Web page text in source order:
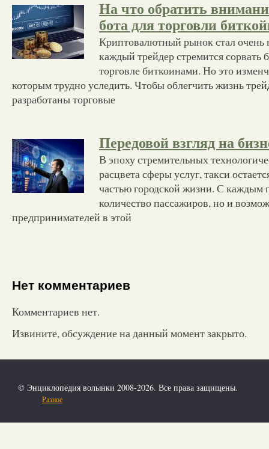
На что обратить
бота для торговли
Криптовалютный рынок стал очень
каждый трейдер стремится
торговле биткоинами. Но это
которым трудно уследить. Чтобы облегчить жизнь
разработаны торговые
Передовой взгляд на
В эпоху стремительных
расцвета сферы услуг, такси
частью городской жизни. С каждым
количество пассажиров, но и
предпринимателей в этой
Нет комментариев
Комментариев нет.
Извините, обсуждение на данный момент закрыто.
© Энциклопедия волынки 2008-2026. Все права защищены.
Разное